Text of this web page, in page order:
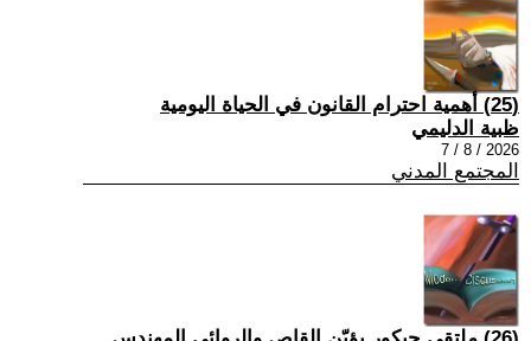
(25) أهمية احترام القانون في الحياة اليومية
ظبية الدليمي
2026 / 8 / 7
المجتمع المدني